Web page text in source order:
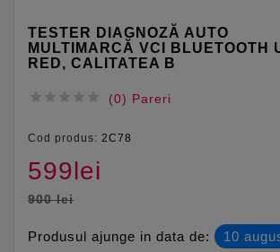
TESTER DIAGNOZĂ AUTO
MULTIMARCĂ VCI BLUETOOTH
RED, CALITATEA B
     (0) Pareri
Cod produs: 2C78
599lei
900 lei
Produsul ajunge in data de: 10